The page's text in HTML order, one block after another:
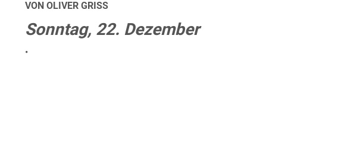
VON OLIVER GRISS
Sonntag, 22. Dezember
•